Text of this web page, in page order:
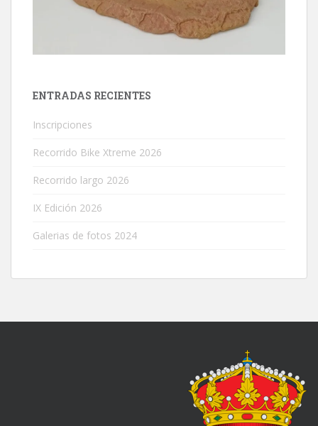
ENTRADAS RECIENTES
Inscripciones
Recorrido Bike Xtreme 2026
Recorrido largo 2026
IX Edición 2026
Galerias de fotos 2024